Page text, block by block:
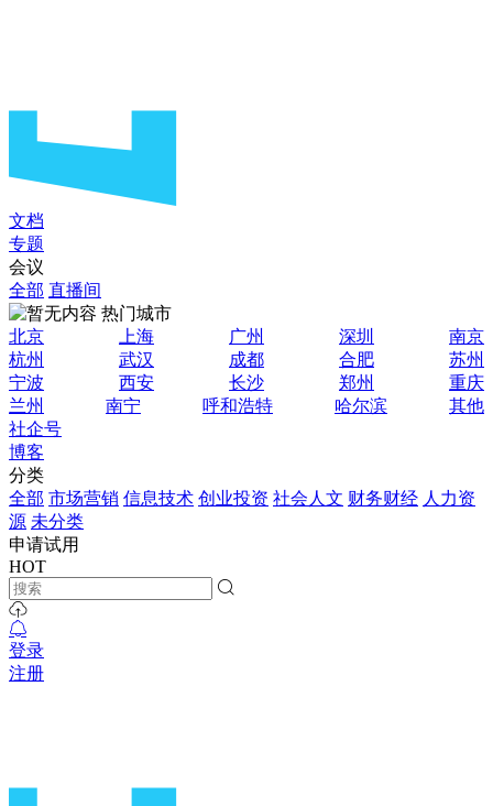
文档
专题
会议
全部 直播间
热门城市
北京
上海 广州 深圳
南京
杭州
武汉 成都 合肥
苏州
宁波
西安 长沙 郑州
重庆
兰州
南宁 呼和浩特 哈尔滨
其他
社企号
博客
分类
全部 市场营销 信息技术 创业投资 社会人文 财务财经 人力资
源 未分类
申请试用
HOT
登录
注册